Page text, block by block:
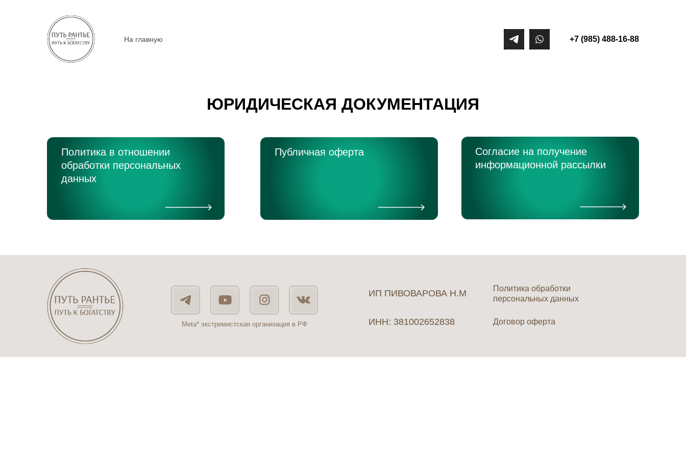
На главную +7 (985) 488-16-88
ЮРИДИЧЕСКАЯ ДОКУМЕНТАЦИЯ
Согласие на получение
информационной рассылки
Публичная оферта
Политика в отношении
обработки персональных
данных
Meta* экстремистская организация в РФ
ИП ПИВОВАРОВА Н.М
ИНН: 381002652838
Политика обработки
персональных данных
Договор оферта